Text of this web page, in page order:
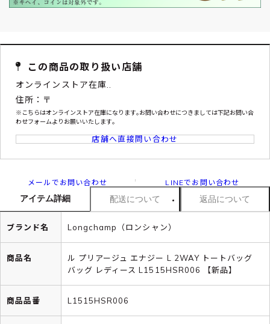
この商品の取り扱い店舗
オンラインストア在庫..
住所：〒
※こちらはオンラインストア在庫になります｡お問い合わせにつきましては下記お問い合
わせフォームよりお願いいたします｡
店舗へ直接問い合わせ
メールでお問い合わせ LINEでお問い合わせ
アイテム詳細 配送について 返品について
ブランド名 Longchamp（ロンシャン）
商品名
ル プリアージュ エナジー L 2WAY トートバッグ
バッグ レディース L1515HSR006 【新品】
商品品番 L1515HSR006